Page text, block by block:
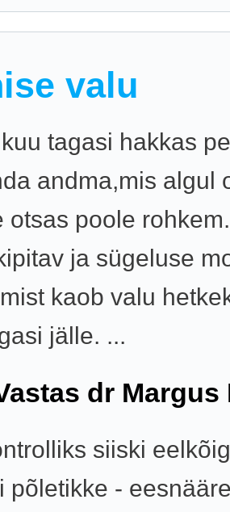
valu
tagasi hakkas
andma,mis algul
otsas poole
ja sügeluse
kaob valu
jälle. ...
dr Margus
siiski
põletikke -